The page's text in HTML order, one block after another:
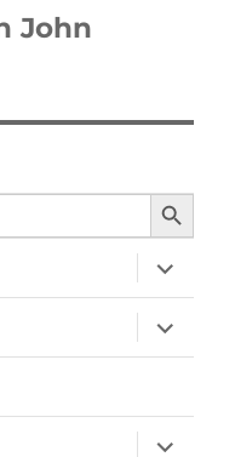
John
SEARCH
öffnen
öffnen